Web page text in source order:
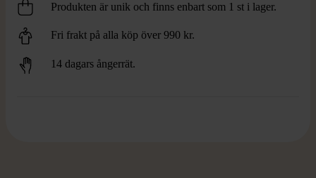
Produkten är unik och finns enbart som 1 st i lager.
Fri frakt på alla köp över 990 kr.
14 dagars ångerrät.